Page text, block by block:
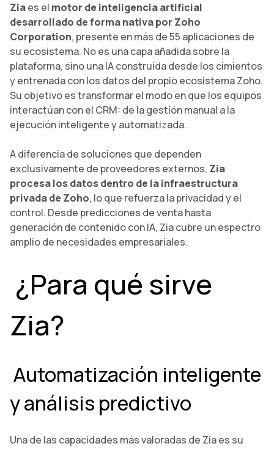
Ziaes el motor de inteligencia artificial
desarrollado de forma nativa por Zoho
Corporation, presente en más de 55 aplicaciones de
su ecosistema. No es una capa añadida sobre la
plataforma, sino una IA construida desde los cimientos
y entrenada con los datos del propio ecosistema Zoho.
Su objetivo es transformar el modo en que los equipos
interactúan con el CRM: de la gestión manual a la
ejecución inteligente y automatizada.
A diferencia de soluciones que dependen
exclusivamente de proveedores externos, Zia
procesa los datos dentro de la infraestructura
privada de Zoho, lo que refuerza la privacidad y el
control. Desde predicciones de venta hasta
generación de contenido con IA, Zia cubre un espectro
amplio de necesidades empresariales.
¿Para qué sirve
Zia?
Automatización inteligente
y análisis predictivo
Una de las capacidades más valoradas de Zia es su